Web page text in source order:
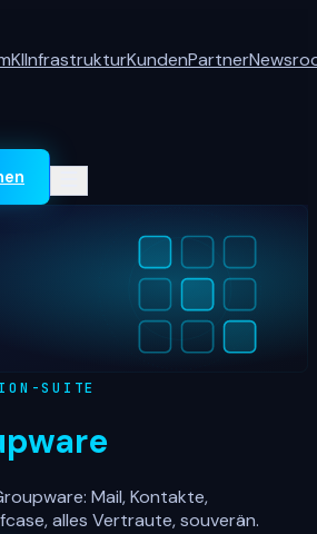
KIInfrastrukturKundenPartner
SUITE
Mail, Kontakte,
alles Vertraute, souverän.